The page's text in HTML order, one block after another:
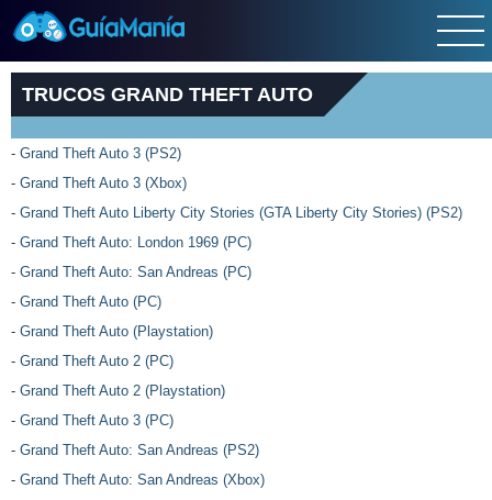
TRUCOS GRAND THEFT AUTO
- Grand Theft Auto 3 (PS2)
- Grand Theft Auto 3 (Xbox)
- Grand Theft Auto Liberty City Stories (GTA Liberty City Stories) (PS2)
- Grand Theft Auto: London 1969 (PC)
- Grand Theft Auto: San Andreas (PC)
- Grand Theft Auto (PC)
- Grand Theft Auto (Playstation)
- Grand Theft Auto 2 (PC)
- Grand Theft Auto 2 (Playstation)
- Grand Theft Auto 3 (PC)
- Grand Theft Auto: San Andreas (PS2)
- Grand Theft Auto: San Andreas (Xbox)